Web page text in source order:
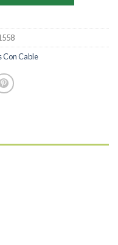
Con Cable